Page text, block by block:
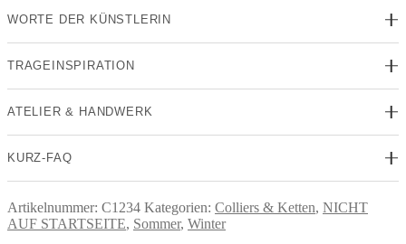
WORTE DER KÜNSTLERIN
TRAGEINSPIRATION
ATELIER & HANDWERK
KURZ-FAQ
Artikelnummer: C1234 Kategorien: Colliers & Ketten, NICHT
AUF STARTSEITE, Sommer, Winter